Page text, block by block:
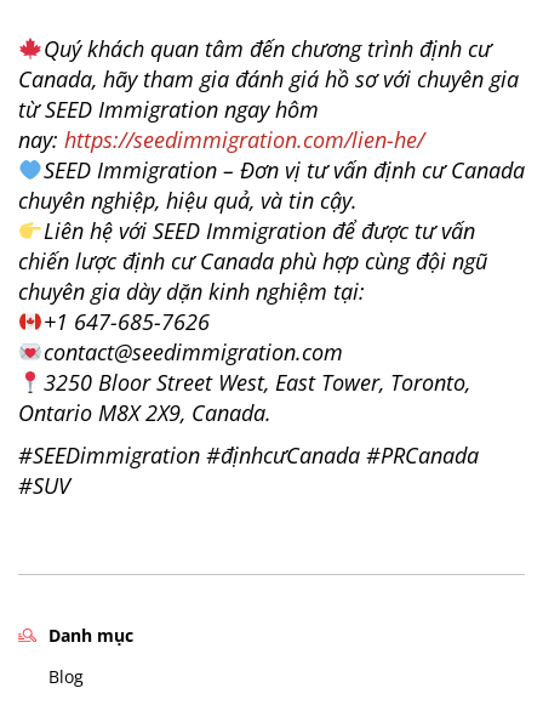
Quý khách quan tâm đến chương trình định cư
Canada, hãy tham gia đánh giá hồ sơ với chuyên gia
từ SEED Immigration ngay hôm
nay: https://seedimmigration.com/lien-he/
SEED Immigration – Đơn vị tư vấn định cư Canada
chuyên nghiệp, hiệu quả, và tin cậy.
Liên hệ với SEED Immigration để được tư vấn
chiến lược định cư Canada phù hợp cùng đội ngũ
chuyên gia dày dặn kinh nghiệm tại:
+1 647-685-7626
contact@seedimmigration.com
3250 Bloor Street West, East Tower, Toronto,
Ontario M8X 2X9, Canada.
#SEEDimmigration #địnhcưCanada #PRCanada
#SUV
Danh mục
Blog